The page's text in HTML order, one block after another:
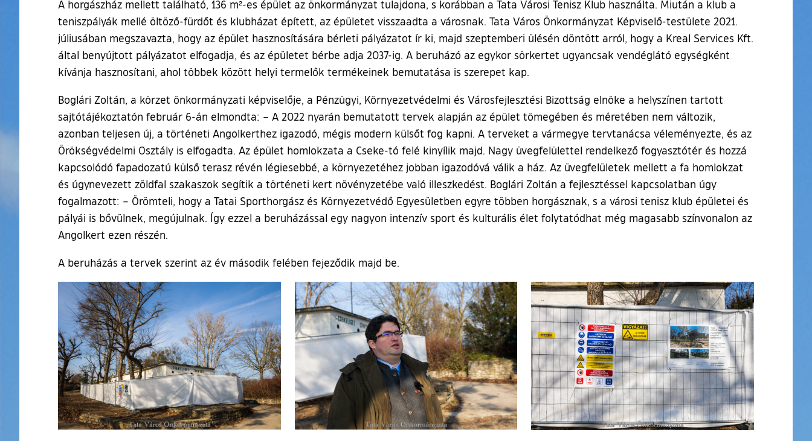
A horgászház mellett található, 136 m²-es épület az önkormányzat tulajdona, s korábban a Tata Városi Tenisz Klub használta. Miután a klub a
teniszpályák mellé öltöző-fürdőt és klubházat épített, az épületet visszaadta a városnak. Tata Város Önkormányzat Képviselő-testülete 2021.
júliusában megszavazta, hogy az épület hasznosítására bérleti pályázatot ír ki, majd szeptemberi ülésén döntött arról, hogy a Kreal Services Kft.
által benyújtott pályázatot elfogadja, és az épületet bérbe adja 2037-ig. A beruházó az egykor sörkertet ugyancsak vendéglátó egységként
kívánja hasznosítani, ahol többek között helyi termelők termékeinek bemutatása is szerepet kap.
Boglári Zoltán, a körzet önkormányzati képviselője, a Pénzügyi, Környezetvédelmi és Városfejlesztési Bizottság elnöke a helyszínen tartott
sajtótájékoztatón február 6-án elmondta: – A 2022 nyarán bemutatott tervek alapján az épület tömegében és méretében nem változik,
azonban teljesen új, a történeti Angolkerthez igazodó, mégis modern külsőt fog kapni. A terveket a vármegye tervtanácsa véleményezte, és az
Örökségvédelmi Osztály is elfogadta. Az épület homlokzata a Cseke-tó felé kinyílik majd. Nagy üvegfelülettel rendelkező fogyasztótér és hozzá
kapcsolódó fapadozatú külső terasz révén légiesebbé, a környezetéhez jobban igazodóvá válik a ház. Az üvegfelületek mellett a fa homlokzat
és úgynevezett zöldfal szakaszok segítik a történeti kert növényzetébe való illeszkedést. Boglári Zoltán a fejlesztéssel kapcsolatban úgy
fogalmazott: – Örömteli, hogy a Tatai Sporthorgász és Környezetvédő Egyesületben egyre többen horgásznak, s a városi tenisz klub épületei és
pályái is bővülnek, megújulnak. Így ezzel a beruházással egy nagyon intenzív sport és kulturális élet folytatódhat még magasabb színvonalon az
Angolkert ezen részén.
A beruházás a tervek szerint az év második felében fejeződik majd be.
Ugrás a galéria utánra